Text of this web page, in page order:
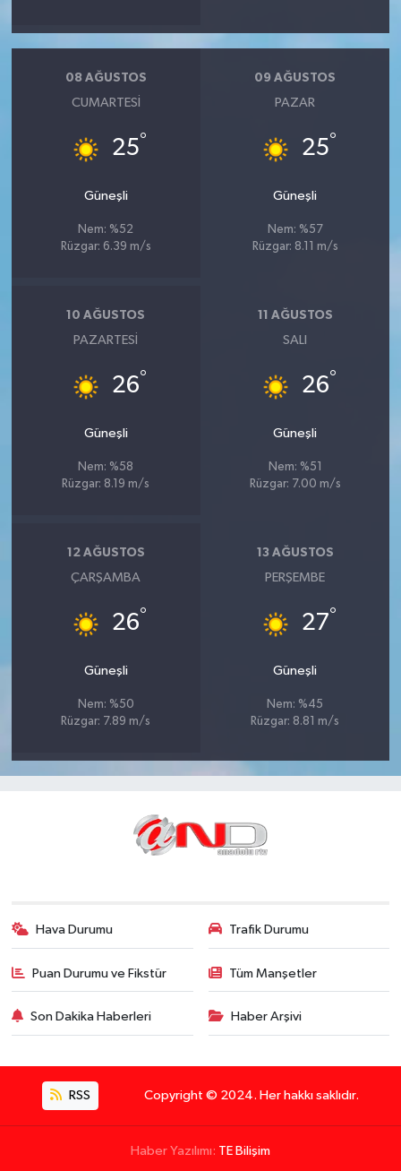
08 AĞUSTOS
CUMARTESI
25°
Güneşli
Nem: %52
Rüzgar: 6.39 m/s
09 AĞUSTOS
PAZAR
25°
Güneşli
Nem: %57
Rüzgar: 8.11 m/s
10 AĞUSTOS
PAZARTESI
26°
Güneşli
Nem: %58
Rüzgar: 8.19 m/s
11 AĞUSTOS
SALI
26°
Güneşli
Nem: %51
Rüzgar: 7.00 m/s
12 AĞUSTOS
ÇARŞAMBA
26°
Güneşli
Nem: %50
Rüzgar: 7.89 m/s
13 AĞUSTOS
PERŞEMBE
27°
Güneşli
Nem: %45
Rüzgar: 8.81 m/s
Hava Durumu Trafik Durumu
Puan Durumu ve Fikstür Tüm Manşetler
Son Dakika Haberleri Haber Arşivi
RSS Copyright © 2024. Her hakkı saklıdır.
Haber Yazılımı: TE Bilişim